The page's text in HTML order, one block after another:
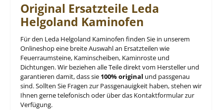
Original Ersatzteile Leda
Helgoland Kaminofen
Für den Leda Helgoland Kaminofen finden Sie in unserem
Onlineshop eine breite Auswahl an Ersatzteilen wie
Feuerraumsteine, Kaminscheiben, Kaminroste und
Dichtungen. Wir beziehen alle Teile direkt vom Hersteller und
garantieren damit, dass sie 100% original und passgenau
sind. Sollten Sie Fragen zur Passgenauigkeit haben, stehen wir
Ihnen gerne telefonisch oder über das Kontaktformular zur
Verfügung.